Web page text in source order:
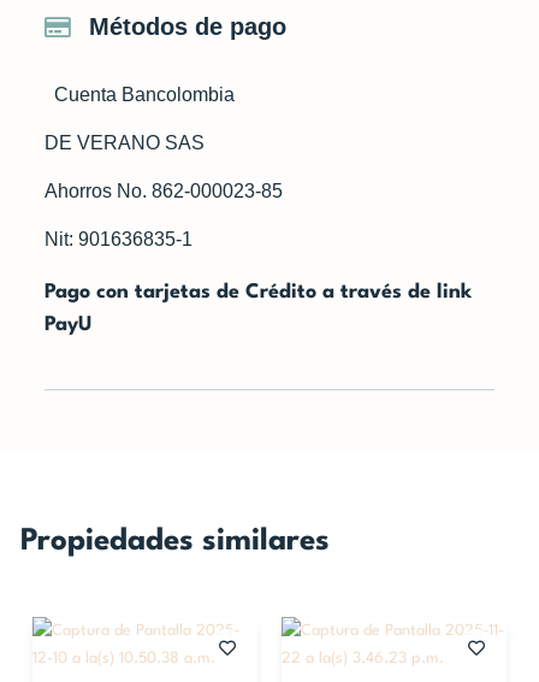
Métodos de pago
Cuenta Bancolombia
DE VERANO SAS
Ahorros No. 862-000023-85
Nit: 901636835-1
Pago con tarjetas de Crédito a través de link
PayU
Propiedades similares
Finca Finca